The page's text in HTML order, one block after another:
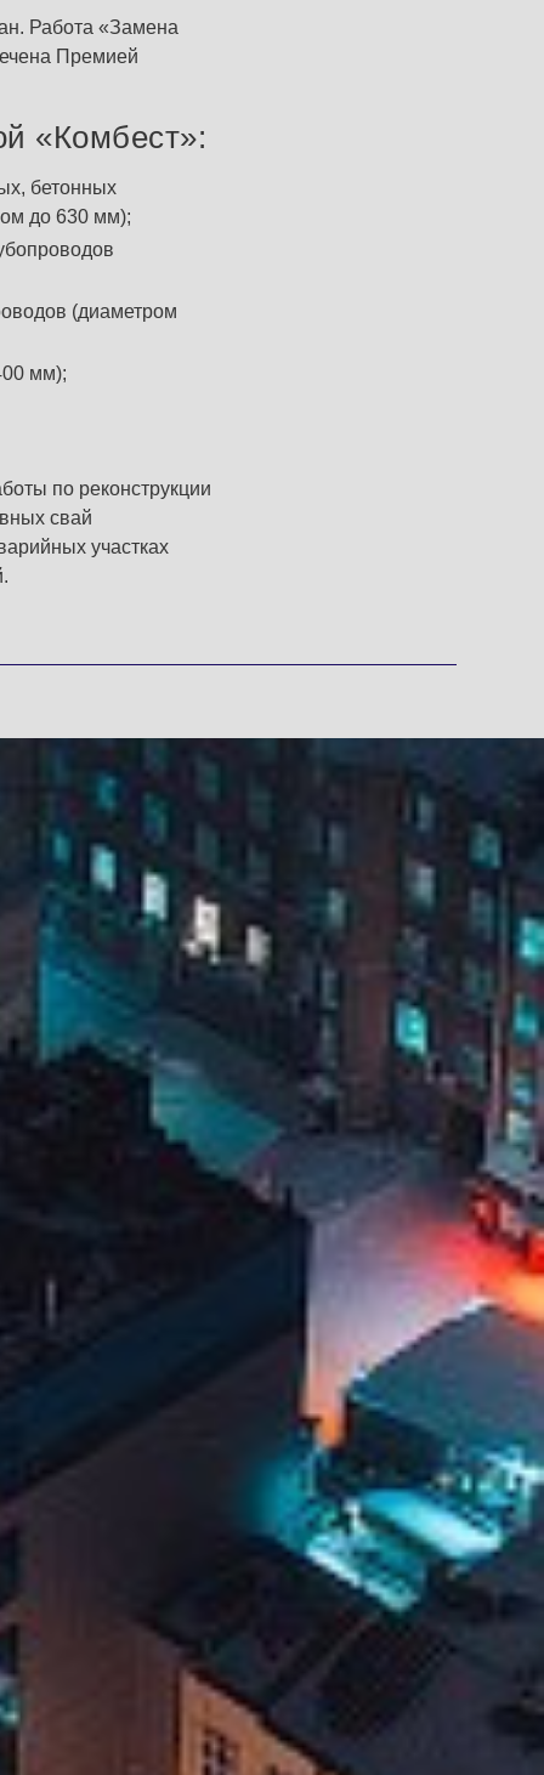
Работа «Замена
Премией
«Комбест»:
бетонных
до 630 мм);
(диаметром
мм);
по реконструкции
свай
участках